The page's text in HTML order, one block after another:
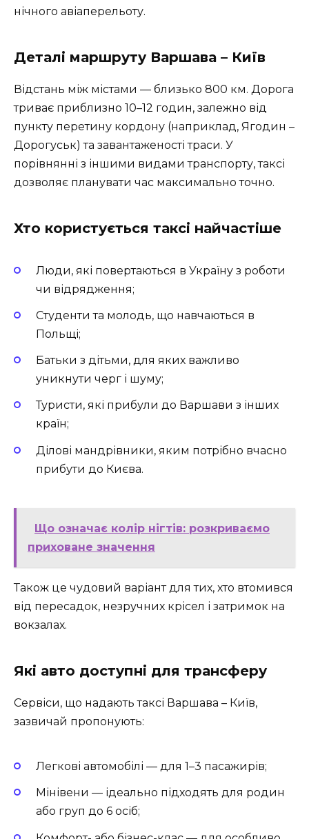
нічного авіаперельоту.
Деталі маршруту Варшава – Київ
Відстань між містами — близько 800 км. Дорога
триває приблизно 10–12 годин, залежно від
пункту перетину кордону (наприклад, Ягодин –
Дорогуськ) та завантаженості траси. У
порівнянні з іншими видами транспорту, таксі
дозволяє планувати час максимально точно.
Хто користується таксі найчастіше
Люди, які повертаються в Україну з роботи
чи відрядження;
Студенти та молодь, що навчаються в
Польщі;
Батьки з дітьми, для яких важливо
уникнути черг і шуму;
Туристи, які прибули до Варшави з інших
країн;
Ділові мандрівники, яким потрібно вчасно
прибути до Києва.
Що означає колір нігтів: розкриваємо
приховане значення
Також це чудовий варіант для тих, хто втомився
від пересадок, незручних крісел і затримок на
вокзалах.
Які авто доступні для трансферу
Сервіси, що надають таксі Варшава – Київ,
зазвичай пропонують:
Легкові автомобілі — для 1–3 пасажирів;
Мінівени — ідеально підходять для родин
або груп до 6 осіб;